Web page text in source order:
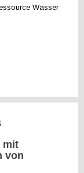
Wasser
mit
von